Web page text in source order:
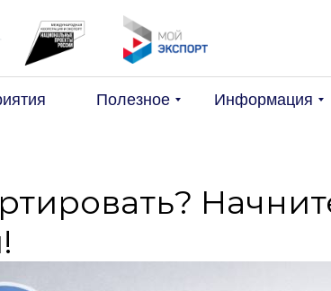
Полезное Информация